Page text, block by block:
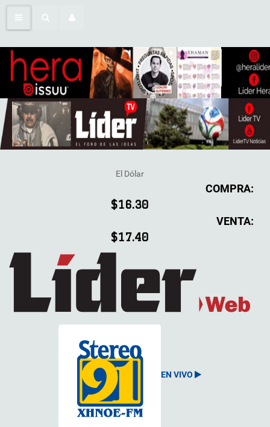
El Dólar
COMPRA:
$16.30
VENTA:
$17.40
EN VIVO